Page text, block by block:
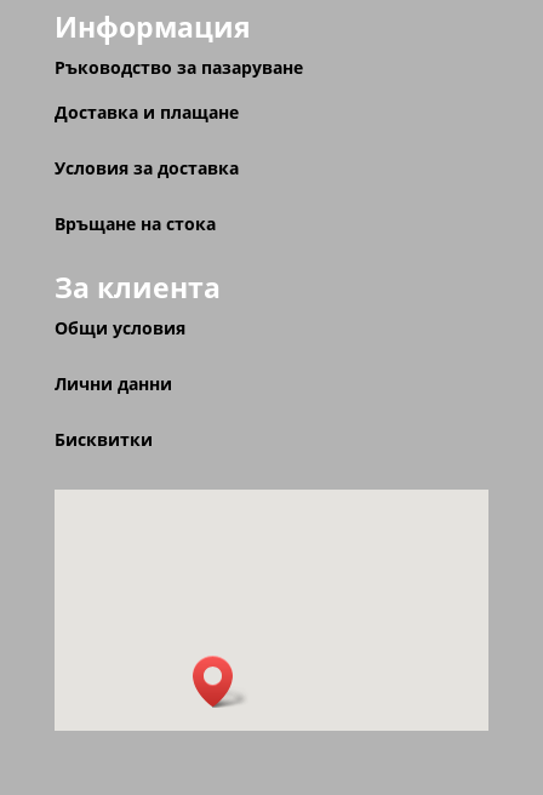
Информация
Ръководство за пазаруване
Доставка и плащане
Условия за доставка
Връщане на стока
За клиента
Общи условия
Лични данни
Бисквитки